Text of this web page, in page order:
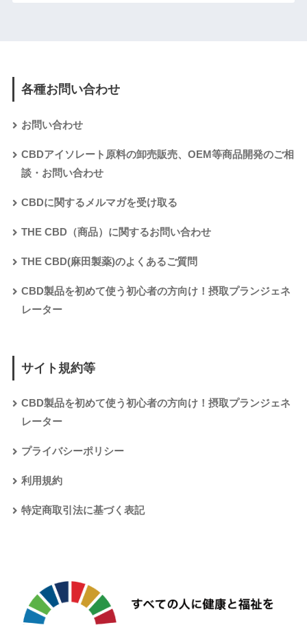
各種お問い合わせ
お問い合わせ
CBDアイソレート原料の卸売販売、OEM等商品開発のご相
談・お問い合わせ
CBDに関するメルマガを受け取る
THE CBD（商品）に関するお問い合わせ
THE CBD(麻田製薬)のよくあるご質問
CBD製品を初めて使う初心者の方向け！摂取プランジェネ
レーター
サイト規約等
CBD製品を初めて使う初心者の方向け！摂取プランジェネ
レーター
プライバシーポリシー
利用規約
特定商取引法に基づく表記